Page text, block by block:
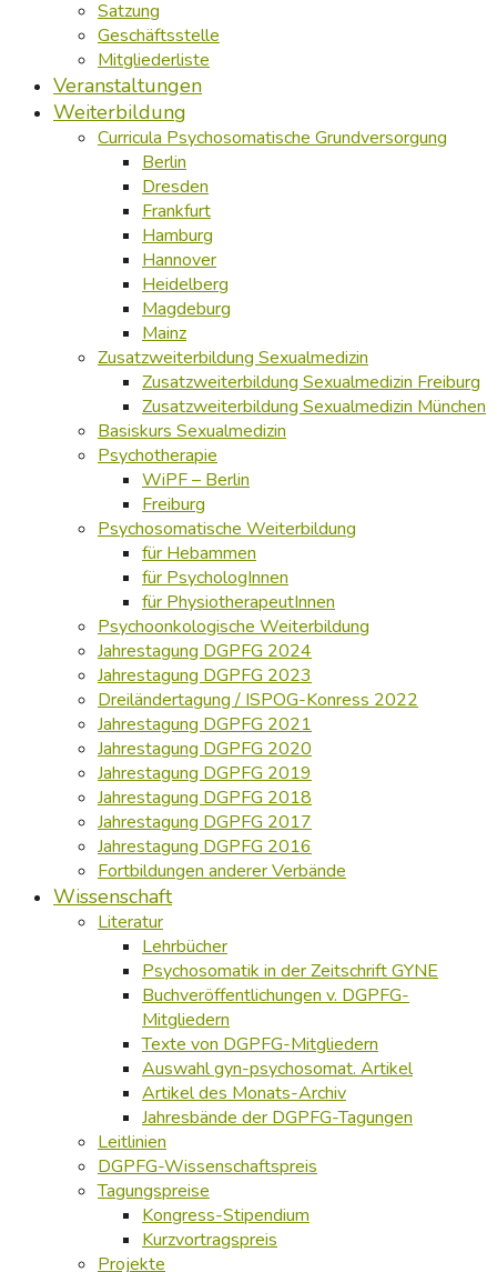
Satzung
Geschäftsstelle
Mitgliederliste
Veranstaltungen
Weiterbildung
Curricula Psychosomatische Grundversorgung
Berlin
Dresden
Frankfurt
Hamburg
Hannover
Heidelberg
Magdeburg
Mainz
Zusatzweiterbildung Sexualmedizin
Zusatzweiterbildung Sexualmedizin Freiburg
Zusatzweiterbildung Sexualmedizin München
Basiskurs Sexualmedizin
Psychotherapie
WiPF – Berlin
Freiburg
Psychosomatische Weiterbildung
für Hebammen
für PsychologInnen
für PhysiotherapeutInnen
Psychoonkologische Weiterbildung
Jahrestagung DGPFG 2024
Jahrestagung DGPFG 2023
Dreiländertagung / ISPOG-Konress 2022
Jahrestagung DGPFG 2021
Jahrestagung DGPFG 2020
Jahrestagung DGPFG 2019
Jahrestagung DGPFG 2018
Jahrestagung DGPFG 2017
Jahrestagung DGPFG 2016
Fortbildungen anderer Verbände
Wissenschaft
Literatur
Lehrbücher
Psychosomatik in der Zeitschrift GYNE
Buchveröffentlichungen v. DGPFG-
Mitgliedern
Texte von DGPFG-Mitgliedern
Auswahl gyn-psychosomat. Artikel
Artikel des Monats-Archiv
Jahresbände der DGPFG-Tagungen
Leitlinien
DGPFG-Wissenschaftspreis
Tagungspreise
Kongress-Stipendium
Kurzvortragspreis
Projekte